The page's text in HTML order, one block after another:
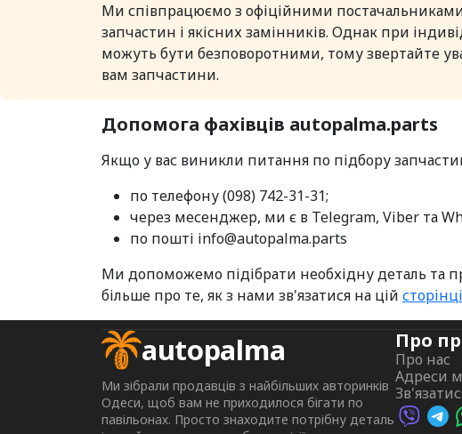
Ми співпрацюємо з офіційними
запчастин і якісних замінників. Однак при
можуть бути безповоротними, тому звертайте
вам запчастини.
Допомога фахівців autopalma.parts
Якщо у вас виникли питання по підбору
по телефону (098) 742-31-31;
через месенджер, ми є в Telegram, Viber та
по пошті info@autopalma.parts
Ми допоможемо підібрати необхідну деталь та
більше про те, як з нами зв'язатися на цій сторінці
autopalma
Ми зібрали продавців з найбільших авторинків
Одеси, щоб вам не приходилося бігати по
павільонах. Просто знаходите потрібну деталь
Про
Про нас
Адреси
Viber